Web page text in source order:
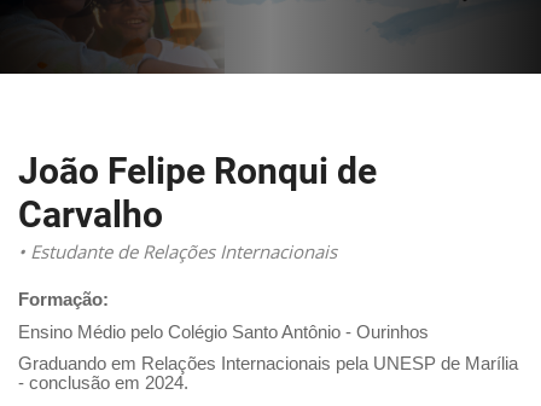
João Felipe Ronqui de
Carvalho
• Estudante de Relações Internacionais
Formação:
Ensino Médio pelo Colégio Santo Antônio - Ourinhos
Graduando em Relações Internacionais pela UNESP de Marília
- conclusão em 2024.